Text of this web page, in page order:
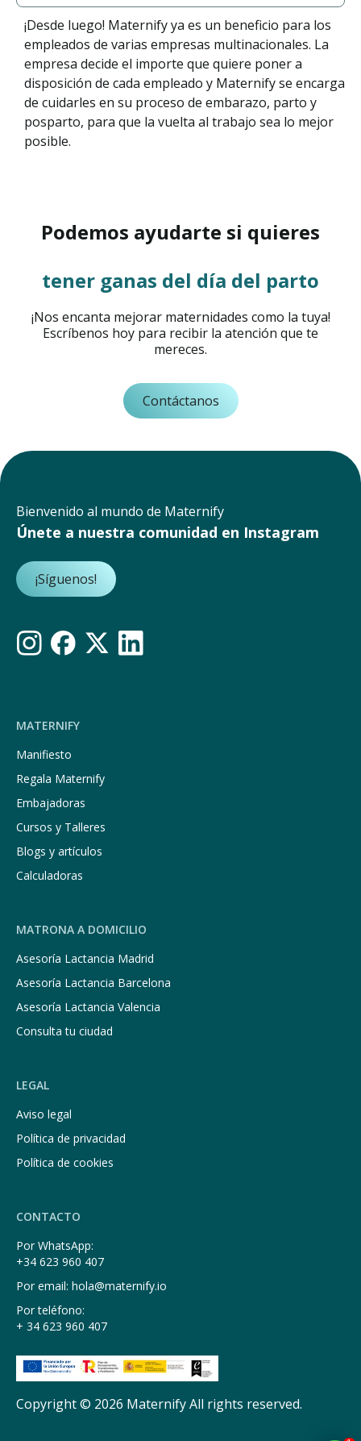
¡Desde luego! Maternify ya es un beneficio para los
empleados de varias empresas multinacionales. La
empresa decide el importe que quiere poner a
disposición de cada empleado y Maternify se encarga
de cuidarles en su proceso de embarazo, parto y
posparto, para que la vuelta al trabajo sea lo mejor
posible.
Podemos ayudarte si quieres
tener ganas del día del parto
¡Nos encanta mejorar maternidades como la tuya!
Escríbenos hoy para recibir la atención que te
mereces.
Contáctanos
Bienvenido al mundo de Maternify
Únete a nuestra comunidad en Instagram
¡Síguenos!
MATERNIFY
Manifiesto
Regala Maternify
Embajadoras
Cursos y Talleres
Blogs y artículos
Calculadoras
MATRONA A DOMICILIO
Asesoría Lactancia Madrid
Asesoría Lactancia Barcelona
Asesoría Lactancia Valencia
Consulta tu ciudad
LEGAL
Aviso legal
Política de privacidad
Política de cookies
CONTACTO
Por WhatsApp:
+34 623 960 407
Por email: hola@maternify.io
Por teléfono:
+ 34 623 960 407
Copyright © 2026 Maternify All rights reserved.